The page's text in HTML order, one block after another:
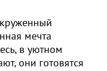
мечта
в уютном
они готовятся